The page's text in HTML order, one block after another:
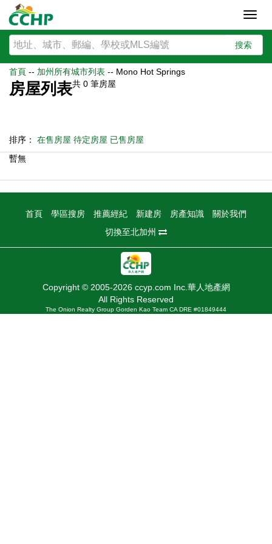
搜索
首頁 -- 加州所有城市列表 -- Mono Hot Springs
房屋列表共 0 筆房屋
排序： 在售房屋 待定房屋 已售房屋
暫無
首頁 學區搜房 推薦經紀 新建房 房產知識
關於我們
切換至北加州
Copyright © 2005-2026 ccyp.com Inc.華人地產網
All Rights Reserved
The Onion Realty Group Gorden Kao Team CA DRE #01849444